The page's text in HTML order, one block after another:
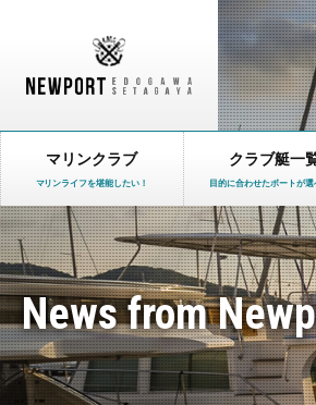
マリンクラブ
マリンライフを堪能したい！
クラブ艇一
目的に合わせたボートが選
News from